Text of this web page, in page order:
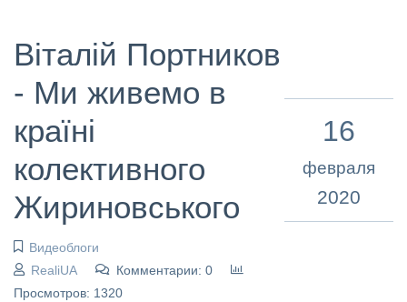
Віталій Портников
- Ми живемо в
країні
колективного
Жириновського
Видеоблоги
RealiUA
Комментарии: 0
Просмотров: 1320
16
февраля
2020